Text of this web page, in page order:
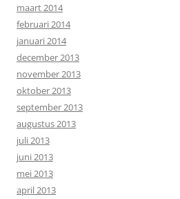
maart 2014
februari 2014
januari 2014
december 2013
november 2013
oktober 2013
september 2013
augustus 2013
juli 2013
juni 2013
mei 2013
april 2013